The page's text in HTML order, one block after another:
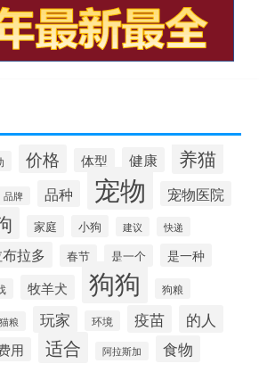
价格 体型 健康 养猫
品牌 品种 宠物 宠物医院
家庭 小狗 建议 快递
拉多 春节 是一个 是一种
牧羊犬 狗狗 狗粮
猫粮 玩家 环境 疫苗 的人
用 适合 阿拉斯加 食物